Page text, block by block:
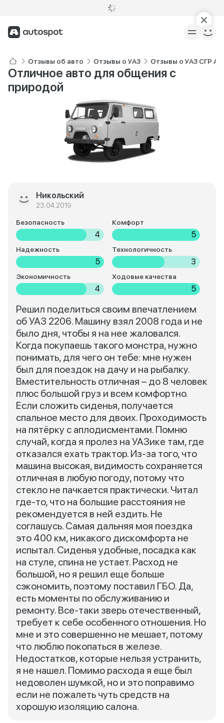
Отзывы об авто Отзывы о УАЗ Отзывы о УАЗ СГР
Отличное авто для общения с
природой
Никольский
23.04.2019
Безопасность
4
Комфорт
5
Надежность
5
Технологичность
3
Экономичность
4
Ходовые качества
5
Решил поделиться своим впечатлением
об УАЗ 2206. Машину взял 2008 года и не
было дня, чтобы я на нее жаловался.
Когда покупаешь такого монстра, нужно
понимать, для чего он тебе: мне нужен
был для поездок на дачу и на рыбалку.
Вместительность отличная – до 8 человек
плюс большой груз и всем комфортно.
Если сложить сиденья, получается
спальное место для двоих. Проходимость
на пятёрку с аплодисментами. Помню
случай, когда я пролез на УАЗике там, где
отказался ехать трактор. Из-за того, что
машина высокая, видимость сохраняется
отличная в любую погоду, потому что
стекло не пачкается практически. Читал
где-то, что на большие расстояния не
рекомендуется в ней ездить. Не
соглашусь. Самая дальняя моя поездка
это 400 км, никакого дискомфорта не
испытал. Сиденья удобные, посадка как
на стуле, спина не устает. Расход не
большой, но я решил еще больше
сэкономить, поэтому поставил ГБО. Да,
есть моменты по обслуживанию и
ремонту. Все-таки зверь отечественный,
требует к себе особенного отношения. Но
мне и это совершенно не мешает, потому
что люблю покопаться в железе.
Недостатков, которые нельзя устранить,
я не нашел. Помимо расхода я еще был
недоволен шумкой, но и это поправимо
если не пожалеть чуть средств на
хорошую изоляцию салона.